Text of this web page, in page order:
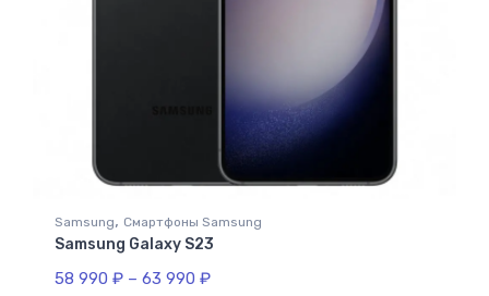
Samsung, Смартфоны Samsung
Samsung Galaxy S23
58 990 ₽ – 63 990 ₽